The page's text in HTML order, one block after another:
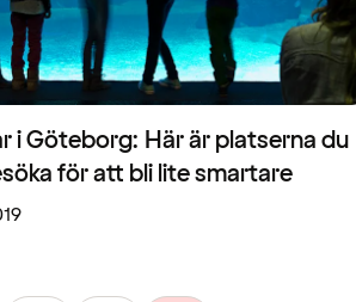
i Göteborg: Här är platserna du
för att bli lite smartare